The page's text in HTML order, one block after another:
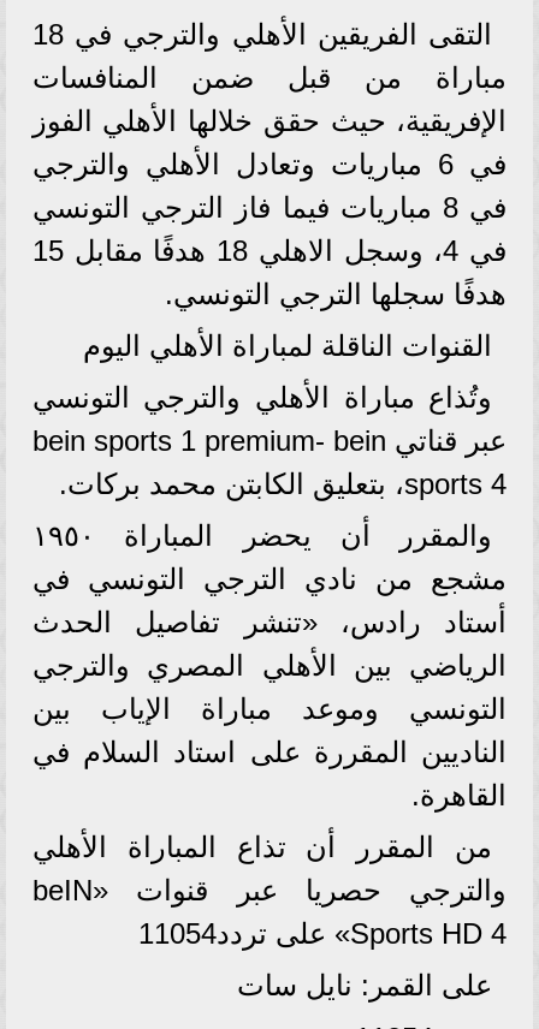
التقى الفريقين الأهلي والترجي في 18
مباراة من قبل ضمن المنافسات
الإفريقية، حيث حقق خلالها الأهلي الفوز
في 6 مباريات وتعادل الأهلي والترجي
في 8 مباريات فيما فاز الترجي التونسي
في 4، وسجل الاهلي 18 هدفًا مقابل 15
هدفًا سجلها الترجي التونسي.
القنوات الناقلة لمباراة الأهلي اليوم
وتُذاع مباراة الأهلي والترجي التونسي
عبر قناتي bein sports 1 premium- bein
sports 4، بتعليق الكابتن محمد بركات.
والمقرر أن يحضر المباراة ١٩٥٠
مشجع من نادي الترجي التونسي في
أستاد رادس، «تنشر تفاصيل الحدث
الرياضي بين الأهلي المصري والترجي
التونسي وموعد مباراة الإياب بين
الناديين المقررة على استاد السلام في
القاهرة.
من المقرر أن تذاع المباراة الأهلي
والترجي حصريا عبر قنوات «beIN
Sports HD 4» على تردد11054
على القمر: نايل سات